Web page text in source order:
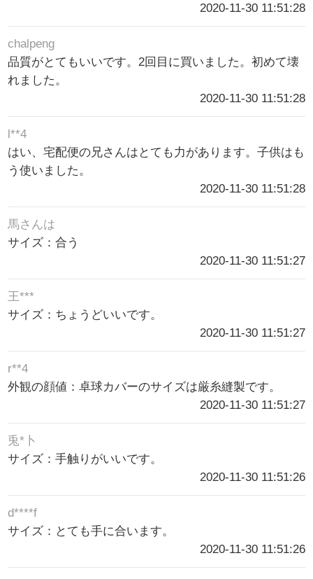
2020-11-30 11:51:28
chalpeng
品質がとてもいいです。2回目に買いました。初めて壊
れました。
2020-11-30 11:51:28
l**4
はい、宅配便の兄さんはとても力があります。子供はも
う使いました。
2020-11-30 11:51:28
馬さんは
サイズ：合う
2020-11-30 11:51:27
王***
サイズ：ちょうどいいです。
2020-11-30 11:51:27
r**4
外観の顔値：卓球カバーのサイズは厳糸縫製です。
2020-11-30 11:51:27
兎*卜
サイズ：手触りがいいです。
2020-11-30 11:51:26
d****f
サイズ：とても手に合います。
2020-11-30 11:51:26